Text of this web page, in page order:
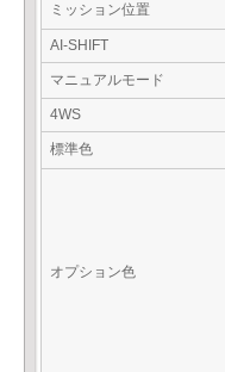
ミッション位置
AI-SHIFT
マニュアルモード
4WS
標準色
オプション色